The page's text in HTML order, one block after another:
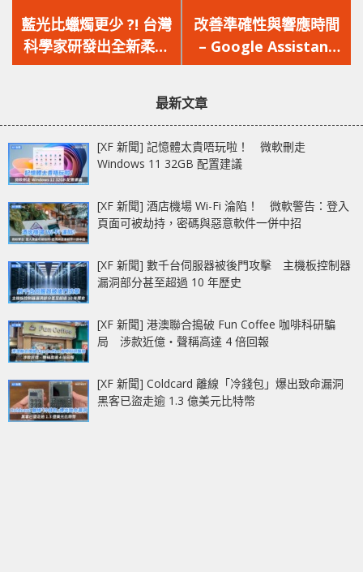
一
篇
文
藍光比蠟燭更少 ?! 台灣
科學家研發出全新柔性
有機 LED，光線類似蠟
一
篇
文
改善準確性與響應時間
– Google Assistant
有望很快能夠識別用戶
最新文章
[XF 新聞] 記憶體太貴唔玩啦！ 微軟刪走
Windows 11 32GB 配置建議
[XF 新聞] 酒店機場 Wi-Fi 淪陷！ 微軟警告：登入
頁面可被劫持，密碼與惡意軟件一併中招
[XF 新聞] 數千台伺服器被後門攻擊 主機板控制器
漏洞部分甚至超過 10 年歷史
[XF 新聞] 港澳聯合搗破 Fun Coffee 咖啡科研騙
局 涉款近億‧聲稱高達 4 倍回報
[XF 新聞] Coldcard 離線「冷錢包」爆出致命漏洞
黑客已盜走逾 1.3 億美元比特幣